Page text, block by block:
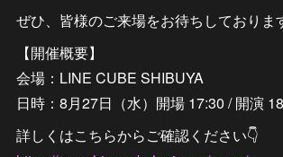
ぜひ、皆様のご来場をお待ちしておりま
【開催概要】
会場：LINE CUBE SHIBUYA
日時：8月27日（水）開場 17:30 / 開演
詳しくはこちらからご確認ください👇